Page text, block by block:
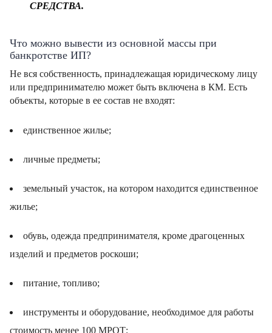
СРЕДСТВА.
Что можно вывести из основной массы при
банкротстве ИП?
Не вся собственность, принадлежащая юридическому лицу
или предпринимателю может быть включена в КМ. Есть
объекты, которые в ее состав не входят:
единственное жилье;
личные предметы;
земельный участок, на котором находится единственное
жилье;
обувь, одежда предпринимателя, кроме драгоценных
изделий и предметов роскоши;
питание, топливо;
инструменты и оборудование, необходимое для работы
стоимость менее 100 МРОТ;